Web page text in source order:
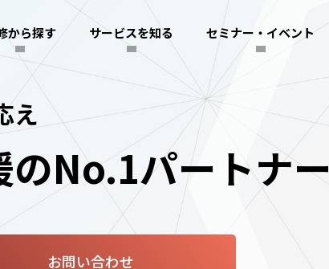
から探す サービスを知る セミナー・イベント
え
No.1パートナー
お問い合わせ